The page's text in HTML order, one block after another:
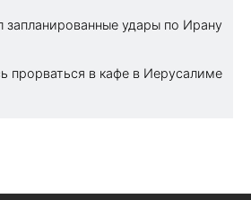
запланированные удары по Ирану
прорваться в кафе в Иерусалиме